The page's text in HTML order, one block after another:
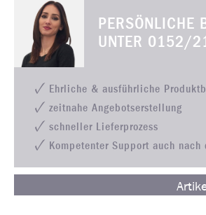
PERSÖNLICHE
UNTER 0152/
Ehrliche & ausführliche
zeitnahe Angebotserstellung
schneller Lieferprozess
Kompetenter Support auch nach